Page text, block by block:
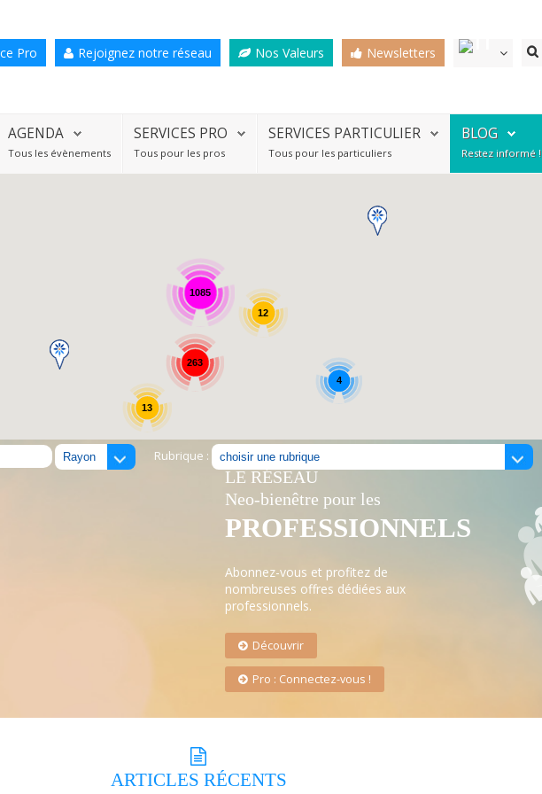
Pro Rejoignez notre réseau Nos Valeurs Newsletters
AGENDA
Tous les évènements
SERVICES PRO
Tous pour les pros
SERVICES PARTICULIER
Tous pour les particuliers
BLOG
Restez informé !
1085
13
263
4
12
Rubrique :
LE RÉSEAU
Neo-bienêtre pour les
PROFESSIONNELS
Abonnez-vous et profitez de
nombreuses offres dédiées aux
professionnels.
Découvrir
Pro : Connectez-vous !
ARTICLES RÉCENTS